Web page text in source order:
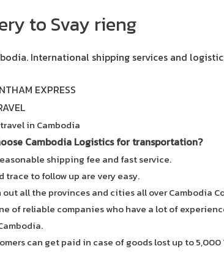
to Svay rieng
International shipping services and
EXPRESS
in Cambodia
Cambodia Logistics for transportation?
shipping fee and fast service.
trace to follow up are very easy.
out all the provinces and cities all over Cambodia
of reliable companies who have a lot of
can get paid in case of goods lost up to